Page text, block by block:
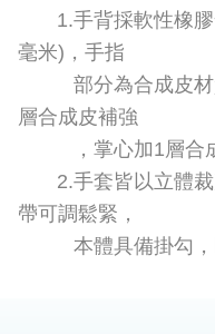
開
公
專
1.手背採軟性橡膠
毫米)，手指
部分為合成皮材質
層合成皮補強
，掌心加1層合成
2.手套皆以立體裁
帶可調鬆緊，
本體具備掛勾，